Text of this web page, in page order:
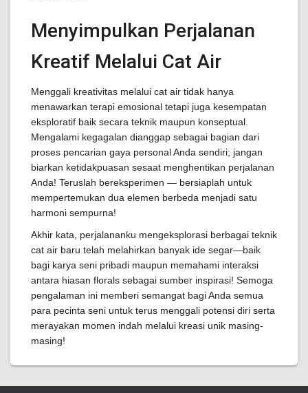
Menyimpulkan Perjalanan
Kreatif Melalui Cat Air
Menggali kreativitas melalui cat air tidak hanya
menawarkan terapi emosional tetapi juga kesempatan
eksploratif baik secara teknik maupun konseptual.
Mengalami kegagalan dianggap sebagai bagian dari
proses pencarian gaya personal Anda sendiri; jangan
biarkan ketidakpuasan sesaat menghentikan perjalanan
Anda! Teruslah bereksperimen — bersiaplah untuk
mempertemukan dua elemen berbeda menjadi satu
harmoni sempurna!
Akhir kata, perjalananku mengeksplorasi berbagai teknik
cat air baru telah melahirkan banyak ide segar—baik
bagi karya seni pribadi maupun memahami interaksi
antara hiasan florals sebagai sumber inspirasi! Semoga
pengalaman ini memberi semangat bagi Anda semua
para pecinta seni untuk terus menggali potensi diri serta
merayakan momen indah melalui kreasi unik masing-
masing!